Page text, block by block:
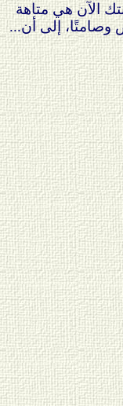
الآن هي متاهة
وصامتًا، إلى أن...